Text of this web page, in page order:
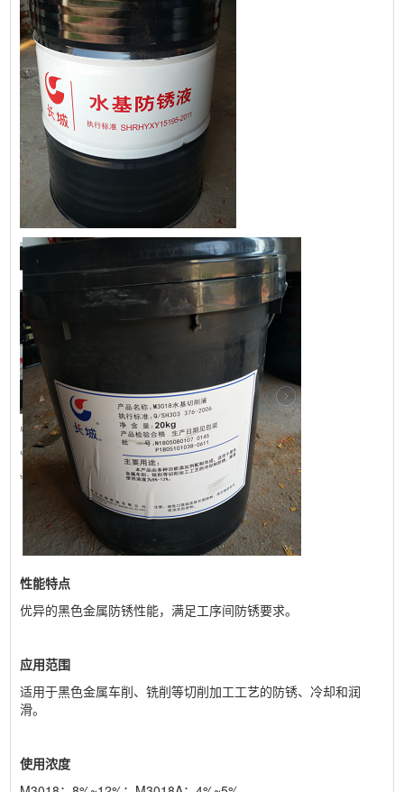
性能特点
优异的黑色金属防锈性能，满足工序间防锈要求。
应用范围
适用于黑色金属车削、铣削等切削加工工艺的防锈、冷却和润
滑。
使用浓度